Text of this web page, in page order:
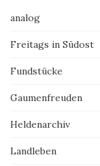
analog
Freitags in Südost
Fundstücke
Gaumenfreuden
Heldenarchiv
Landleben